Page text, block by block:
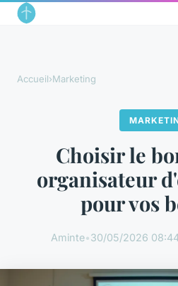
Accueil›Marketing
Choisir le
organisateur
pour vos
Aminte•30/05/2026